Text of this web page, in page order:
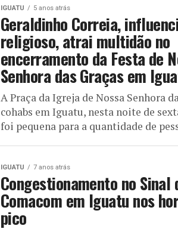
IGUATU 5 anos atrás
Geraldinho Correia,
religioso, atrai multidão no
encerramento da Festa de
Senhora das Graças em
A Praça da Igreja de Nossa Senhora
cohabs em Iguatu, nesta noite de
foi pequena para a quantidade de
IGUATU 7 anos atrás
Congestionamento no Sinal
Comacom em Iguatu nos
pico